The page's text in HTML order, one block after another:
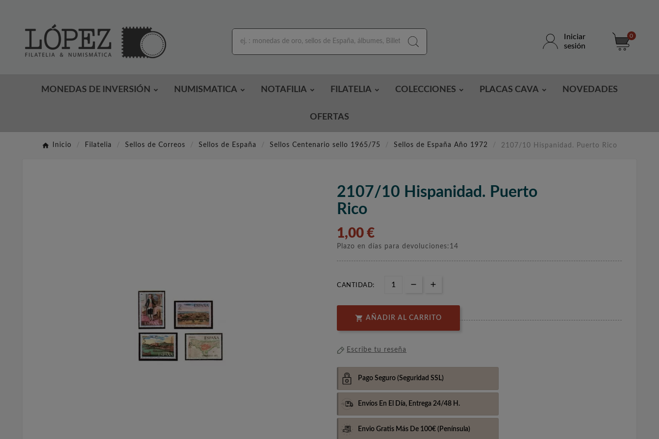
Iniciar
sesión
0
MONEDAS DE INVERSIÓN NUMISMATICA NOTAFILIA FILATELIA COLECCIONES PLACAS CAVA NOVEDADES
OFERTAS
Inicio Filatelia Sellos de Correos Sellos de España Sellos Centenario sello 1965/75 Sellos de España Año 1972 2107/10 Hispanidad. Puerto Rico
2107/10 Hispanidad. Puerto
Rico
1,00 €
Plazo en días para devoluciones:14
CANTIDAD:
 AÑADIR AL CARRITO
Escribe tu reseña
Pago Seguro (Seguridad SSL)
Envíos En El Día, Entrega 24/48 H.
Envio Gratis Más De 100€ (Península)